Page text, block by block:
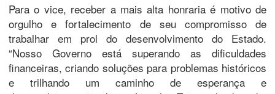
Para o vice, receber a mais alta honraria é motivo de
orgulho e fortalecimento de seu compromisso de
trabalhar em prol do desenvolvimento do Estado.
“Nosso Governo está superando as dificuldades
financeiras, criando soluções para problemas históricos
e trilhando um caminho de esperança e